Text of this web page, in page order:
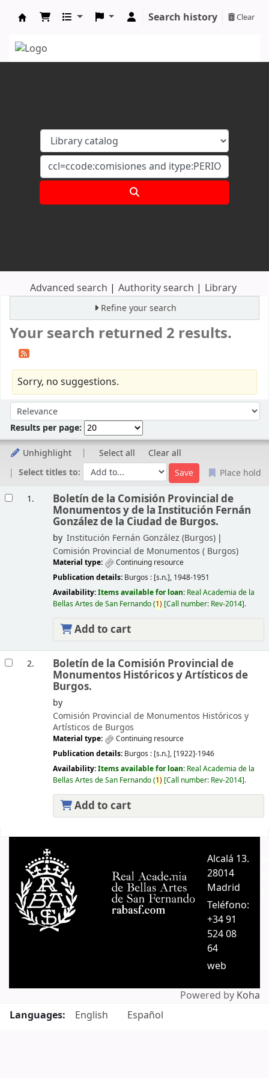
Search history Clear
Advanced search Authority search Library
Refine your search
Your search returned 2 results.
Sorry, no suggestions.
Sort by:
Results per page:
Unhighlight Select all
Clear all
Select titles to:
Place hold
1. Boletín de la Comisión Provincial de
Monumentos y de la Institución Fernán
González de la Ciudad de Burgos.
by Institución Fernán González (Burgos)
Comisión Provincial de Monumentos (Burgos)
Material type:
Continuing resource
Publication details: Burgos : [s.n.], 1948-1951
Availability:Items available for loan: Real Academia de la
Bellas Artes de San Fernando(1) Call number: Rev-2014 .
Add to cart
2. Boletín de la Comisión Provincial de
Monumentos Históricos y Artísticos de
Burgos.
by
Comisión Provincial de Monumentos Históricos y
Artísticos de Burgos
Material type:
Continuing resource
Publication details: Burgos : [s.n.], [1922]-1946
Availability:Items available for loan: Real Academia de la
Bellas Artes de San Fernando(1) Call number: Rev-2014 .
Add to cart
Alcalá 13.
28014
Madrid
Teléfono:
+34 91
524 08
64
web
Powered by Koha
Languages:
English Español